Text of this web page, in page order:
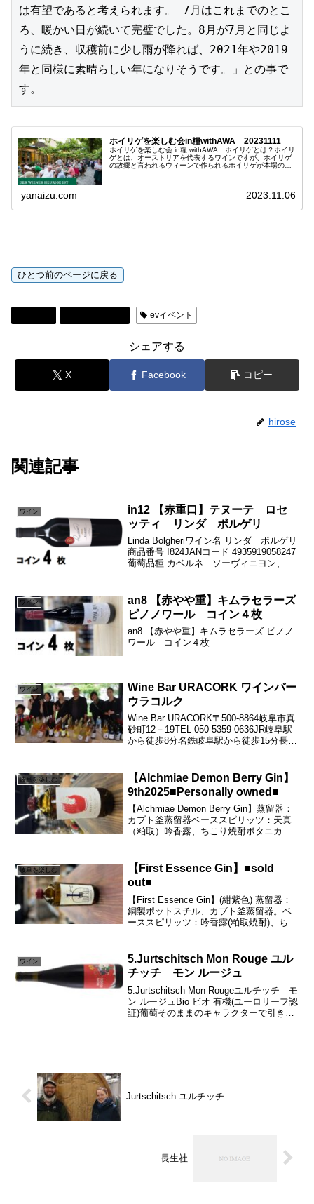
は有望であると考えられます。 7月はこれまでのとこ
ろ、暖かい日が続いて完璧でした。8月が7月と同じよ
うに続き、収穫前に少し雨が降れば、2021年や2019
年と同様に素晴らしい年になりそうです。」との事で
ホイリゲを楽しむ会in糧withAWA 20231111
ホイリゲを楽しむ会 in糧 withAWA ホイリゲとは？ホイリ
ゲとは、オーストリアを代表するワインですが、ホイリゲ
の故郷と言われるウィーンで作られるホイリゲが本場のホ
yanaizu.com 2023.11.06
evイベント
シェアする
X Facebook コピー
hirose
関連記事
ワイン
in12 【赤重口】テヌーテ ロセ
ッティ リンダ ボルゲリ
Linda Bolgheriワイン名 リンダ ボルゲリ
商品番号 I824JANコード 4935919058247
葡萄品種 カベルネ ソーヴィニヨン、サ
赤重口コメ...
ワイン
an8 【赤やや重】キムラセラーズ
ピノノワール コイン４枚
an8 【赤やや重】キムラセラーズ ピノノ
ワール コイン４枚
ワイン
Wine Bar URACORK ワインバー
ウラコルク
Wine Bar URACORK〒500-8864岐阜市真
砂町12－19TEL 050-5359-0636JR岐阜駅
から徒歩8分名鉄岐阜駅から徒歩15分長住
あなたの隠...
岐阜を楽しむ
【Alchmiae Demon Berry Gin】
9th2025■Personally owned■
【Alchmiae Demon Berry Gin】蒸留器：
カブト釜蒸留器ベーススピリッツ：天真
（粕取）吟香露、ちこり焼酎ボタニカ
ベリー熟成樽： Sour red Ale...
岐阜を楽しむ
【First Essence Gin】■sold
out■
【First Essence Gin】(紺紫色) 蒸留器：
銅製ポットスチル、カブト釜蒸留器。ベ
ーススピリッツ：吟香露(粕取焼酎)、ちこ
ワイン
5.Jurtschitsch Mon Rouge ユル
チッチ モン ルージュ
5.Jurtschitsch Mon Rougeユルチッチ モ
ン ルージュBio ビオ 有機(ユーロリーフ認
証)葡萄そのままのキャラクターで引き出
Jurtschitsch ユルチッチ
長生社